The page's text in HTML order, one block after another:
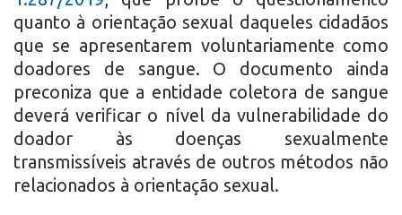
quanto à orientação sexual daqueles cidadãos
que se apresentarem voluntariamente como
doadores de sangue. O documento ainda
preconiza que a entidade coletora de sangue
deverá verificar o nível da vulnerabilidade do
doador às doenças sexualmente
transmissíveis através de outros métodos não
relacionados à orientação sexual.